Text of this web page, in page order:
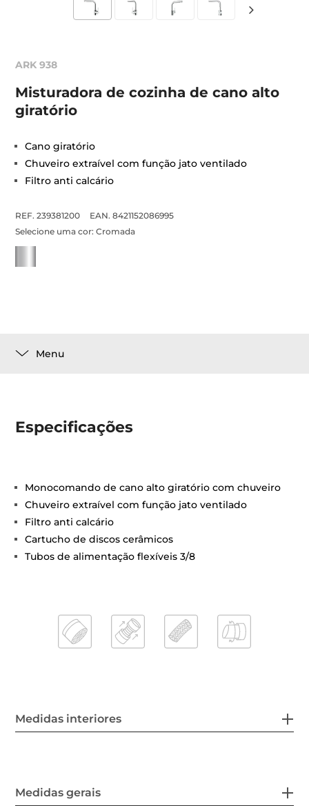
ARK 938
Misturadora de cozinha de cano alto
giratório
Cano giratório
Chuveiro extraível com função jato ventilado
Filtro anti calcário
REF. 239381200
EAN. 8421152086995
Selecione uma cor:Cromada
Menu
Especificações
Monocomando de cano alto giratório com chuveiro
Chuveiro extraível com função jato ventilado
Filtro anti calcário
Cartucho de discos cerâmicos
Tubos de alimentação flexíveis 3/8
Medidas interiores
Medidas gerais